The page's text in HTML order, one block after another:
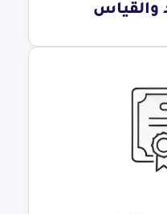
والقياس